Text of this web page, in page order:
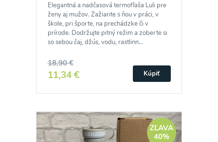
Elegantná a nadčasová termofľaša Luli pre
ženy aj mužov. Zažiarite s ňou v práci, v
škole, pri športe, na prechádzke či v
prírode. Dodržujte pitný režim a zoberte si
so sebou čaj, džús, vodu, rastlinn...
18,90 €
11,34 € Kúpiť
ZĽAVA
40%